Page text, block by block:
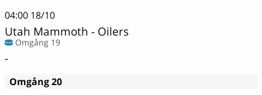
04:00 18/10
Utah Mammoth - Oilers
Omgång 19
-
Omgång 20